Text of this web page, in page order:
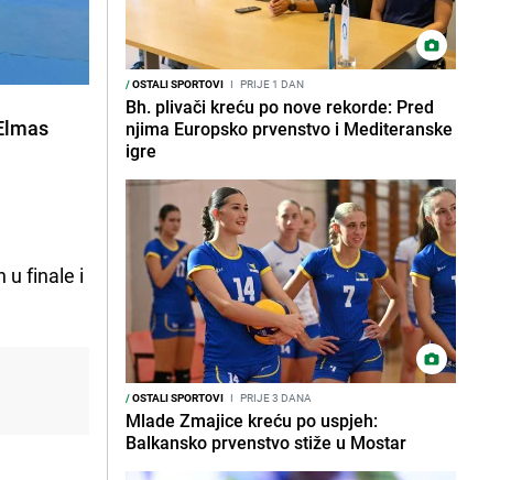
u finale i
/OSTALI SPORTOVI I PRIJE 1 DAN
Bh. plivači kreću po nove rekorde: Pred
njima Europsko prvenstvo i Mediteranske
igre
/OSTALI SPORTOVI I PRIJE 3 DANA
Mlade Zmajice kreću po uspjeh:
Balkansko prvenstvo stiže u Mostar